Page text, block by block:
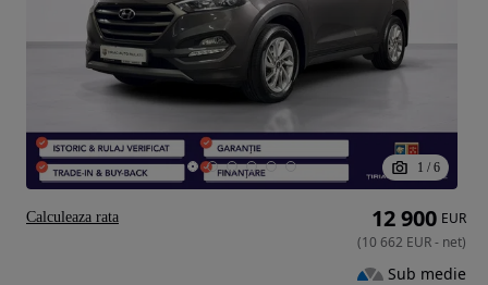
1 / 6
12 900 EUR
(10 662 EUR- net)
Sub medie
Calculeaza rata